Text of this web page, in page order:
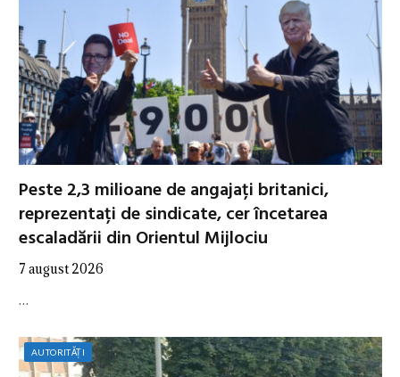
Peste 2,3 milioane de angajați britanici,
reprezentați de sindicate, cer încetarea
escaladării din Orientul Mijlociu
7 august 2026
…
AUTORITĂȚI